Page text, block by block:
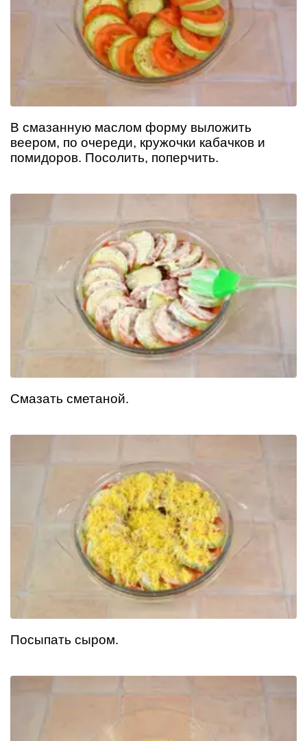
В смазанную маслом форму выложить
веером, по очереди, кружочки кабачков и
помидоров. Посолить, поперчить.
Смазать сметаной.
Посыпать сыром.